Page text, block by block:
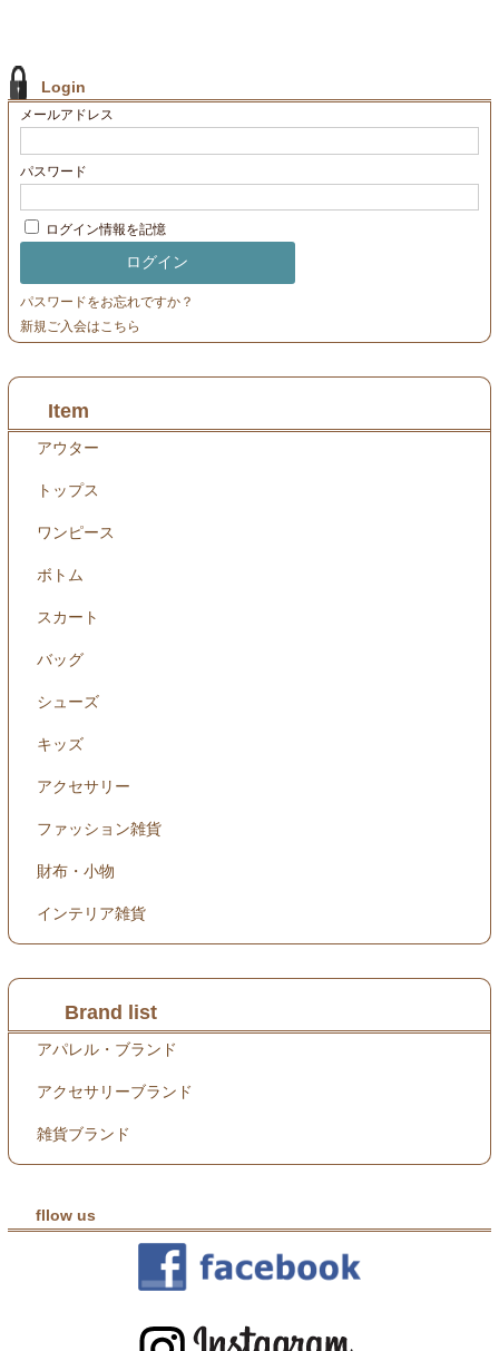
Login
メールアドレス
パスワード
ログイン情報を記憶
パスワードをお忘れですか？
新規ご入会はこちら
Item
アウター
トップス
ワンピース
ボトム
スカート
バッグ
シューズ
キッズ
アクセサリー
ファッション雑貨
財布・小物
インテリア雑貨
Brand list
アパレル・ブランド
アクセサリーブランド
雑貨ブランド
fllow us